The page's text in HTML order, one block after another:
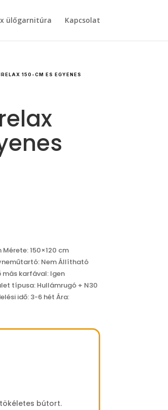
ülőgarnitúra Kapcsolat
150-CM ES EGYENES
150×120 cm
Nem Állítható
karfával: Igen
típusa: Hullámrugó + N30
idő: 3-6 hét Ára:
bútort.